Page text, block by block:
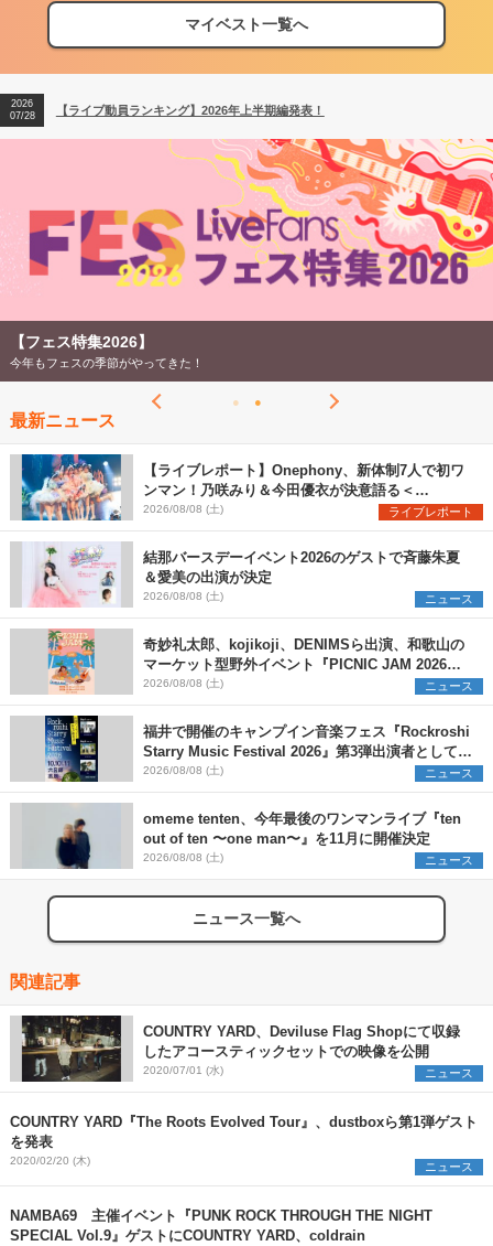
マイベスト一覧へ
【ライブ動員ランキング】2026年上半期編発表！
【フェス特集2026】フェス情報はここから！
2026
07/28
【ライブ動員ランキング】2026年上半期編発表！
最新ニュース
【ライブレポート】Onephony、新体制7人で初ワ
ンマン！乃咲みり＆今田優衣が決意語る＜
Onephony新体制1st Oneman Live はじまりの夏
＞
2026/08/08 (土) ライブレポート
結那バースデーイベント2026のゲストで斉藤朱夏
＆愛美の出演が決定
2026/08/08 (土) ニュース
奇妙礼太郎、kojikoji、DENIMSら出演、和歌山の
マーケット型野外イベント『PICNIC JAM 2026』
早割チケット発売開始
2026/08/08 (土) ニュース
福井で開催のキャンプイン音楽フェス『Rockroshi
Starry Music Festival 2026』第3弾出演者として
SCOOBIE DO、かりゆし58、Reiを発表
2026/08/08 (土) ニュース
omeme tenten、今年最後のワンマンライブ『ten
out of ten 〜one man〜』を11月に開催決定
2026/08/08 (土) ニュース
ニュース一覧へ
関連記事
COUNTRY YARD、Deviluse Flag Shopにて収録
したアコースティックセットでの映像を公開
2020/07/01 (水) ニュース
COUNTRY YARD『The Roots Evolved Tour』、dustboxら第1弾ゲスト
を発表
2020/02/20 (木) ニュース
NAMBA69 主催イベント『PUNK ROCK THROUGH THE NIGHT
SPECIAL Vol.9』ゲストにCOUNTRY YARD、coldrain